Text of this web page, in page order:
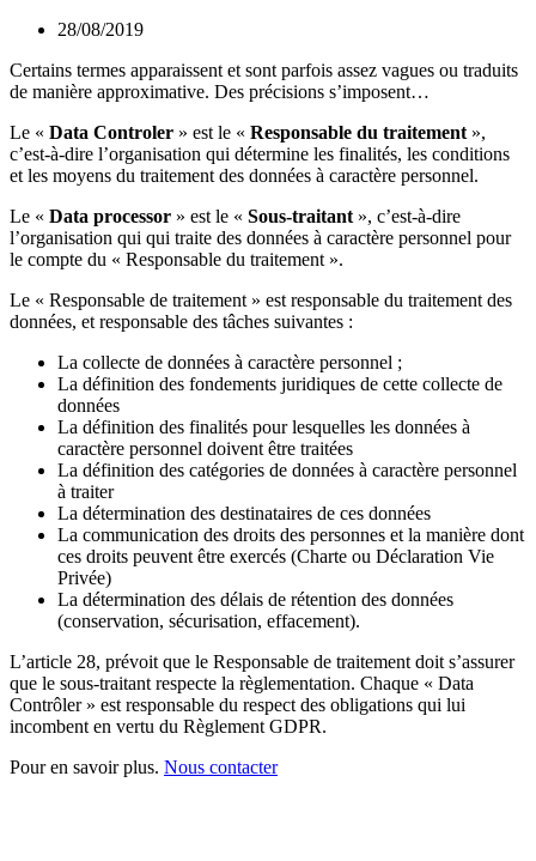
28/08/2019
Certains termes apparaissent et sont parfois assez vagues ou traduits
de manière approximative. Des précisions s’imposent…
Le « Data Controler » est le « Responsable du traitement »,
c’est-à-dire l’organisation qui détermine les finalités, les conditions
et les moyens du traitement des données à caractère personnel.
Le « Data processor » est le « Sous-traitant », c’est-à-dire
l’organisation qui qui traite des données à caractère personnel pour
le compte du « Responsable du traitement ».
Le « Responsable de traitement » est responsable du traitement des
données, et responsable des tâches suivantes :
La collecte de données à caractère personnel ;
La définition des fondements juridiques de cette collecte de
données
La définition des finalités pour lesquelles les données à
caractère personnel doivent être traitées
La définition des catégories de données à caractère personnel
à traiter
La détermination des destinataires de ces données
La communication des droits des personnes et la manière dont
ces droits peuvent être exercés (Charte ou Déclaration Vie
Privée)
La détermination des délais de rétention des données
(conservation, sécurisation, effacement).
L’article 28, prévoit que le Responsable de traitement doit s’assurer
que le sous-traitant respecte la règlementation. Chaque « Data
Contrôler » est responsable du respect des obligations qui lui
incombent en vertu du Règlement GDPR.
Pour en savoir plus. Nous contacter